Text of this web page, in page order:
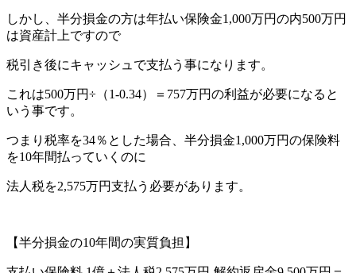
しかし、半分損金の方は年払い保険金1,000万円の内500万円
は資産計上ですので
税引き後にキャッシュで支払う事になります。
これは500万円÷（1-0.34）＝757万円の利益が必要になると
いう事です。
つまり税率を34％とした場合、半分損金1,000万円の保険料
を10年間払っていくのに
法人税を2,575万円支払う必要があります。
【半分損金の10年間の実質負担】